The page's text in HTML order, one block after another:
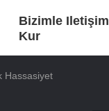
Bizimle Iletişim
Kur
Hassasiyet